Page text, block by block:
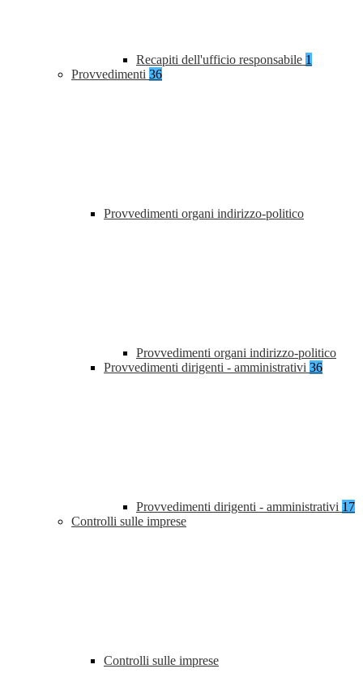
Recapiti dell'ufficio responsabile 1
Provvedimenti 36
Provvedimenti organi indirizzo-politico
Provvedimenti organi indirizzo-politico
Provvedimenti dirigenti - amministrativi 36
Provvedimenti dirigenti - amministrativi 17
Controlli sulle imprese
Controlli sulle imprese